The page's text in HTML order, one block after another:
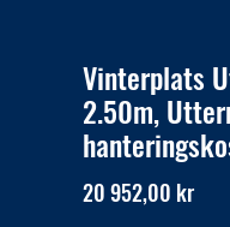
Vinterplats
2.50m,
20 952,00 krPris